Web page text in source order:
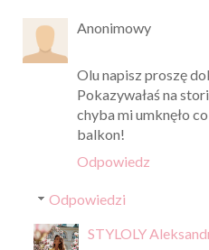
Anonimowy
Olu napisz proszę
Pokazywałaś na
chyba mi umknęło
balkon!
Odpowiedz
Odpowiedzi
STYLOLY